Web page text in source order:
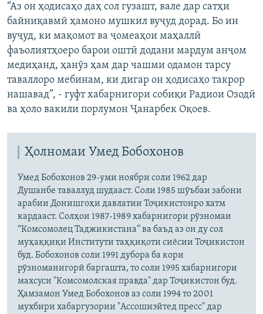
“Аз он ҳодисаҳо даҳ сол гузашт, вале дар сатҳи
байниқавмӣ ҳамоно мушкил вуҷуд дорад. Бо ин
вуҷуд, ки мақомот ва ҷомеаҳои маҳаллӣ
фаъолиятҳоеро барои оштӣ додани мардум анҷом
медиҳанд, ҳанӯз ҳам дар чашми одамон тарсу
таваллоро мебинам, ки дигар он ҳодисаҳо такрор
нашавад”, - гуфт хабарнигори собиқи Радиои Озодӣ
ва ҳоло вакили порлумон Ҷанарбек Оқоев.
Ҳолномаи Умед Бобохонов
Умед Бобохонов 29-уми ноябри соли 1962 дар
Душанбе таваллуд шудааст. Соли 1985 шӯъбаи забони
арабии Донишгоҳи давлатии Тоҷикистонро хатм
кардааст. Солҳои 1987-1989 хабарнигори рӯзномаи
“Комсомолец Таджикистана” ва баъд аз он ду сол
муҳаққиқи Институти таҳқиқоти сиёсии Тоҷикистон
буд. Бобохонов соли 1991 дубора ба кори
рӯзноманигорӣ баргашта, то соли 1995 хабарнигори
махсуси "Комсомолская правда" дар Тоҷикистон буд.
Ҳамзамон Умед Бобохонов аз соли 1994 то 2001
мухбири хабаргузории "Ассошиэйтед пресс" дар